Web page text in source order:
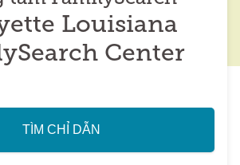
Louisiana
Center
TÌM CHỈ DẪN